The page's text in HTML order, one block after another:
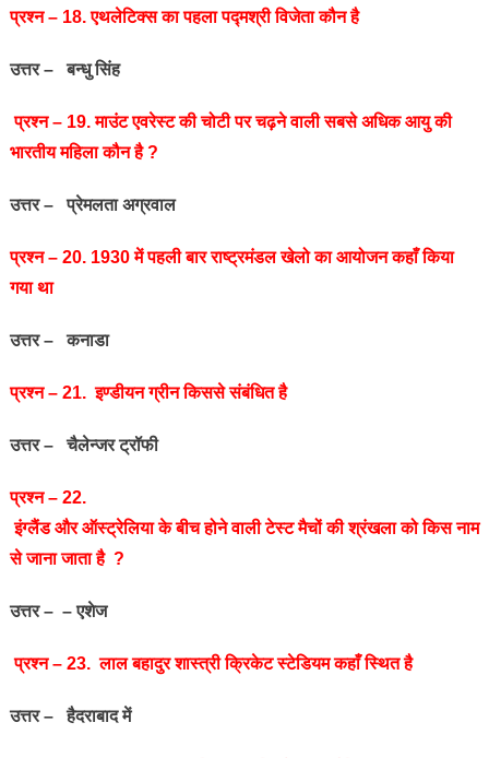
प्रश्‍न – 18. एथलेटिक्‍स का पहला पद्मश्री विजेता कौन है
उत्तर – बन्‍धु सिंह
प्रश्‍न – 19. माउंट एवरेस्‍ट की चोटी पर चढ़ने वाली सबसे अधिक आयु की
भारतीय महिला कौन है ?
उत्तर – प्रेमलता अग्रवाल
प्रश्‍न – 20. 1930 में पहली बार राष्‍ट्रमंडल खेलो का आयोजन कहाँ किया
गया था
उत्तर – कनाडा
प्रश्‍न – 21. इण्‍डीयन ग्रीन किससे संबंधित है
उत्तर – चैलेन्‍जर ट्रॉफी
प्रश्‍न – 22.
इंग्‍लैंड और ऑस्‍ट्रेलिया के बीच होने वाली टेस्‍ट मैचों की श्रंखला को किस नाम
से जाना जाता है ?
उत्तर – – एशेज
प्रश्‍न – 23. लाल बहादुर शास्‍त्री क्रिकेट स्‍टेडियम कहाँ स्थित है
उत्तर – हैदराबाद में